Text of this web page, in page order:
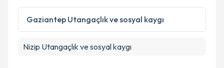
Kişisel verilerimin işlenmesine ilişkinAydınlatma
Metni
'ni okudum ve kişisel verilerimin belirtilen
kapsamda işlenmesini kabul ediyorum.
Gaziantep Utangaçlık ve sosyal kaygı
Nizip Utangaçlık ve sosyal kaygı